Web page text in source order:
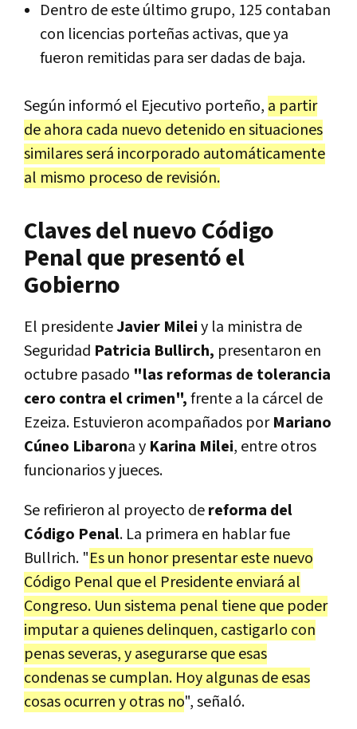
Dentro de este último grupo, 125 contaban
con licencias porteñas activas, que ya
fueron remitidas para ser dadas de baja.
Según informó el Ejecutivo porteño, a partir
de ahora cada nuevo detenido en situaciones
similares será incorporado automáticamente
al mismo proceso de revisión.
Claves del nuevo Código
Penal que presentó el
Gobierno
El presidenteJavier Mileiy la ministra de
Seguridad Patricia Bullirch, presentaron en
octubre pasado "las reformas de tolerancia
cero contra el crimen",frente a la cárcel de
Ezeiza. Estuvieron acompañados por Mariano
Cúneo Libarona y Karina Milei, entre otros
funcionarios y jueces.
Se refirieron al proyecto dereforma del
Código Penal. La primera en hablar fue
Bullrich. "Es un honor presentar este nuevo
Código Penal que el Presidente enviará al
Congreso. Uun sistema penal tiene que poder
imputar a quienes delinquen, castigarlo con
penas severas,y asegurarse que esas
condenas se cumplan. Hoy algunas de esas
cosas ocurren y otras no", señaló.